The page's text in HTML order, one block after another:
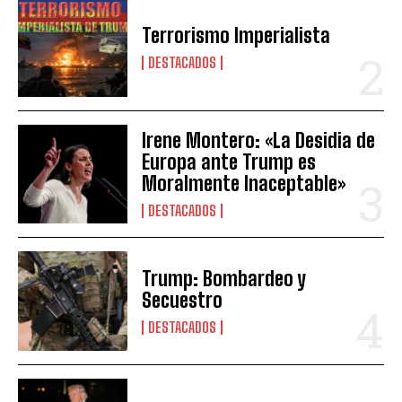
Terrorismo Imperialista
DESTACADOS
Irene Montero: «La Desidia de
Europa ante Trump es
Moralmente Inaceptable»
DESTACADOS
Trump: Bombardeo y
Secuestro
DESTACADOS